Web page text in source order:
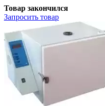
Товар закончился
Запросить товар